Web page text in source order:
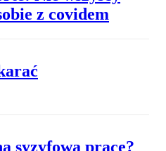
z covidem
syzyfową pracę?